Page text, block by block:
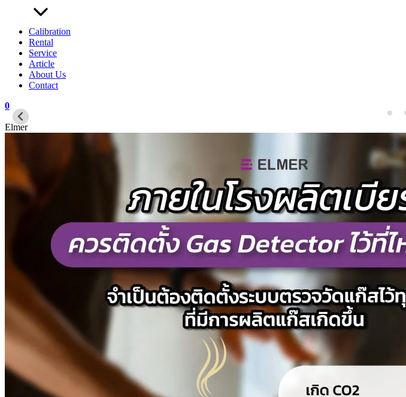
Calibration
Rental
Service
Article
About Us
Contact
0
Elmer